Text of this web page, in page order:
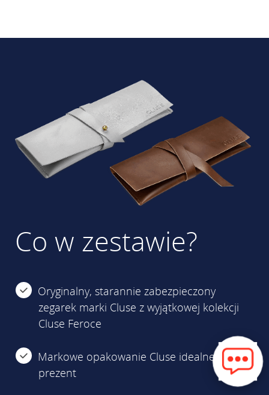
Co w zestawie?
Oryginalny, starannie zabezpieczony
zegarek marki Cluse z wyjątkowej kolekcji
Cluse Feroce
Markowe opakowanie Cluse idealne na
prezent